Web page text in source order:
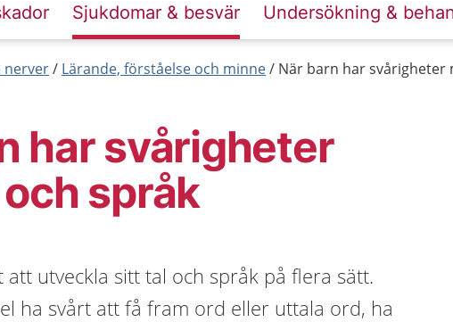
Sjukdomar & besvär Undersökning &
nerver Lärande, förståelse och minne När barn har svårigheter
har svårigheter
språk
att utveckla sitt tal och språk på flera sätt.
ha svårt att få fram ord eller uttala ord, ha